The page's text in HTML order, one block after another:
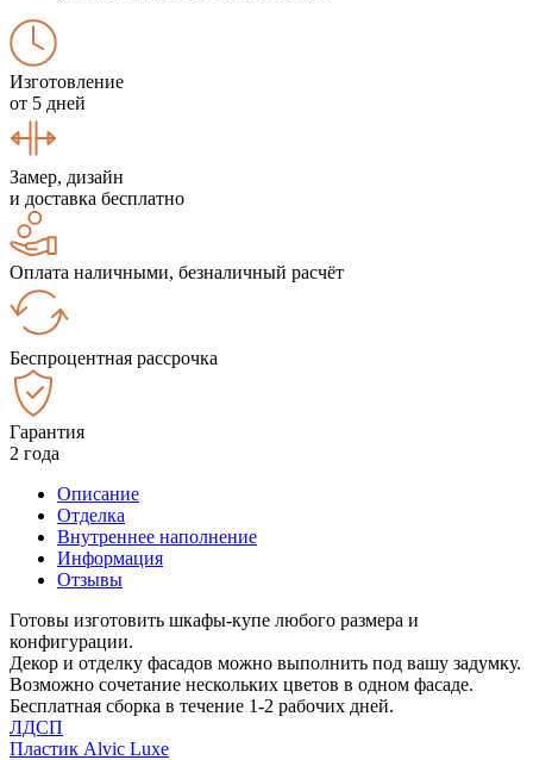
Изготовление
от 5 дней
Замер, дизайн
и доставка бесплатно
Оплата наличными, безналичный расчёт
Беспроцентная рассрочка
Гарантия
2 года
Описание
Отделка
Внутреннее наполнение
Информация
Отзывы
Готовы изготовить шкафы-купе любого размера и
конфигурации.
Декор и отделку фасадов можно выполнить под вашу задумку.
Возможно сочетание нескольких цветов в одном фасаде.
Бесплатная сборка в течение 1-2 рабочих дней.
ЛДСП
Пластик Alvic Luxe